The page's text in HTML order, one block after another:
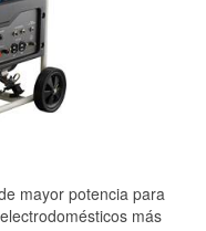
mayor potencia para
más